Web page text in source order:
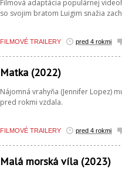
Filmová adaptácia populárnej
so svojim bratom Luigim snažia
FILMOVÉ TRAILERY pred 4 rokmi
Matka (2022)
Nájomná vrahyňa (Jennifer Lopez)
pred rokmi vzdala.
FILMOVÉ TRAILERY pred 4 rokmi
Malá morská víla (2023)